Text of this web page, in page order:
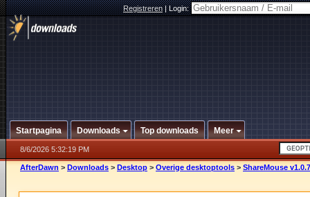
Registreren|Login:
Startpagina Downloads Top downloads Meer
8/6/2026 5:32:19 PM
AfterDawn > Downloads > Desktop > Overige desktoptools > ShareMouse